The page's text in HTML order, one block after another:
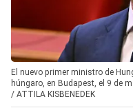
El nuevo primer ministro de
húngaro, en Budapest, el 9 de
/ ATTILA KISBENEDEK